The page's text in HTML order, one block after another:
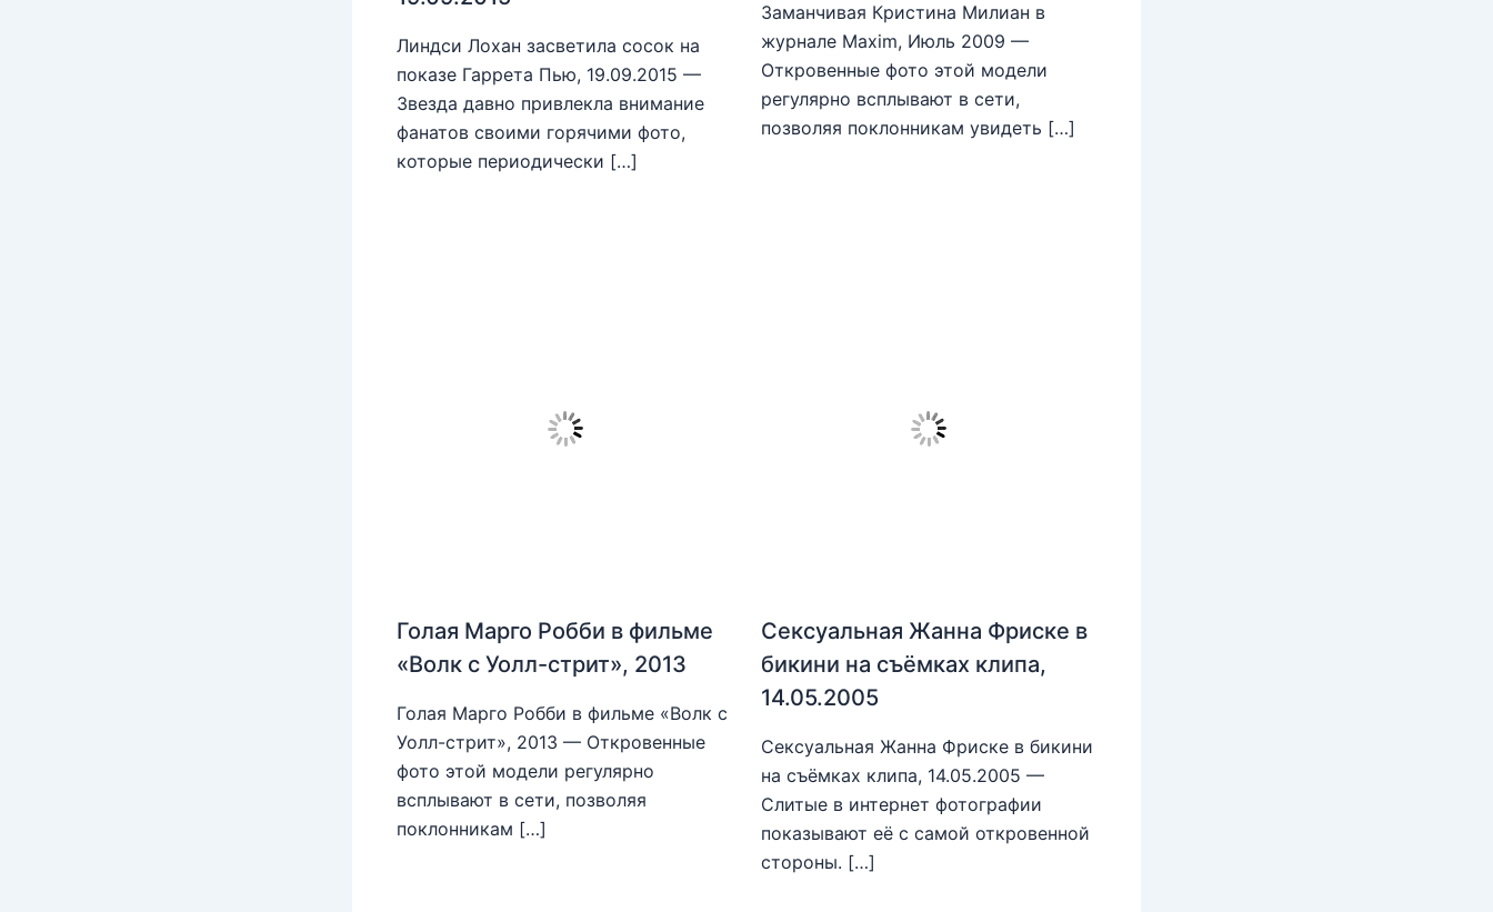
Линдси Лохан засветила сосок на
показе Гаррета Пью, 19.09.2015 —
Звезда давно привлекла внимание
фанатов своими горячими фото,
которые периодически […]
Заманчивая Кристина Милиан в
журнале Maxim, Июль 2009 —
Откровенные фото этой модели
регулярно всплывают в сети,
позволяя поклонникам увидеть […]
Голая Марго Робби в фильме
«Волк с Уолл-стрит», 2013
Голая Марго Робби в фильме «Волк с
Уолл-стрит», 2013 — Откровенные
фото этой модели регулярно
всплывают в сети, позволяя
поклонникам […]
Сексуальная Жанна Фриске в
бикини на съёмках клипа,
14.05.2005
Сексуальная Жанна Фриске в бикини
на съёмках клипа, 14.05.2005 —
Слитые в интернет фотографии
показывают её с самой откровенной
стороны. […]